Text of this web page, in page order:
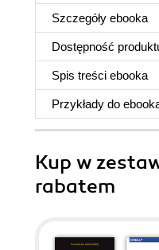
Szczegóły ebooka
Dostępność
Spis treści ebooka
Przykłady do
Kup w
rabatem